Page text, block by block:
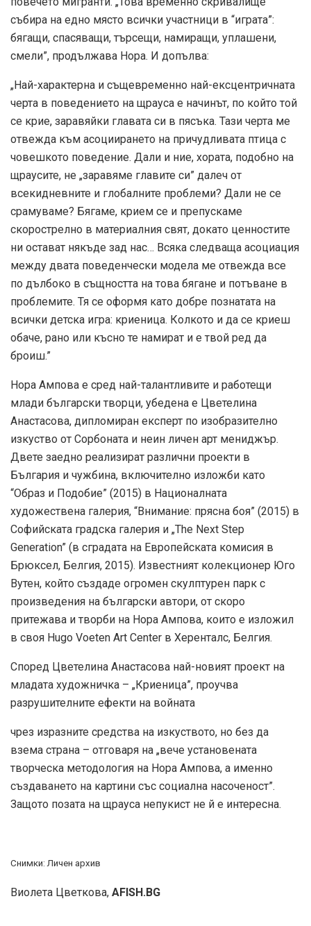
събира на едно място всички участници в “играта”:
бягащи, спасяващи, търсещи, намиращи, уплашени,
смели”, продължава Нора. И допълва:
„Най-характерна и същевременно най-ексцентричната
черта в поведението на щрауса е начинът, по който той
се крие, заравяйки главата си в пясъка. Тази черта ме
отвежда към асоциирането на причудливата птица с
човешкото поведение. Дали и ние, хората, подобно на
щраусите, не „заравяме главите си” далеч от
всекидневните и глобалните проблеми? Дали не се
срамуваме? Бягаме, крием се и препускаме
скорострелно в материалния свят, докато ценностите
ни остават някъде зад нас… Всяка следваща асоциация
между двата поведенчески модела ме отвежда все
по дълбоко в същността на това бягане и потъване в
проблемите. Тя се оформя като добре познатата на
всички детска игра: криеница. Колкото и да се криеш
обаче, рано или късно те намират и е твой ред да
броиш.”
Нора Ампова е сред най-талантливите и работещи
млади български творци, убедена е Цветелина
Анастасова, дипломиран експерт по изобразително
изкуство от Сорбоната и неин личен арт мениджър.
Двете заедно реализират различни проекти в
България и чужбина, включително изложби като
“Образ и Подобие” (2015) в Националната
художествена галерия, “Внимание: прясна боя” (2015) в
Софийската градска галерия и „The Next Step
Generation” (в сградата на Европейската комисия в
Брюксел, Белгия, 2015). Известният колекционер Юго
Вутен, който създаде огромен скулптурен парк с
произведения на български автори, от скоро
притежава и творби на Нора Ампова, които е изложил
в своя Hugo Voeten Art Center в Херенталс, Белгия.
Според Цветелина Анастасова най-новият проект на
младата художничка – „Криеница”, проучва
разрушителните ефекти на войната
чрез изразните средства на изкуството, но без да
взема страна – отговаря на „вече установената
творческа методология на Нора Ампова, а именно
създаването на картини със социална насоченост”.
Защото позата на щрауса непукист не й е интересна.
Снимки: Личен архив
Виолета Цветкова, AFISH.BG